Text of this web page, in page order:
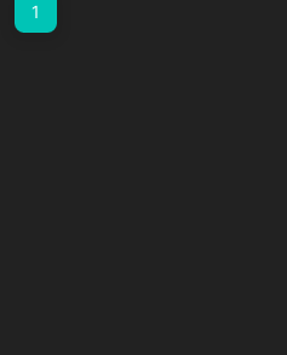
scale=1.0"> <meta http-equiv="X-UA-Compatible"
1